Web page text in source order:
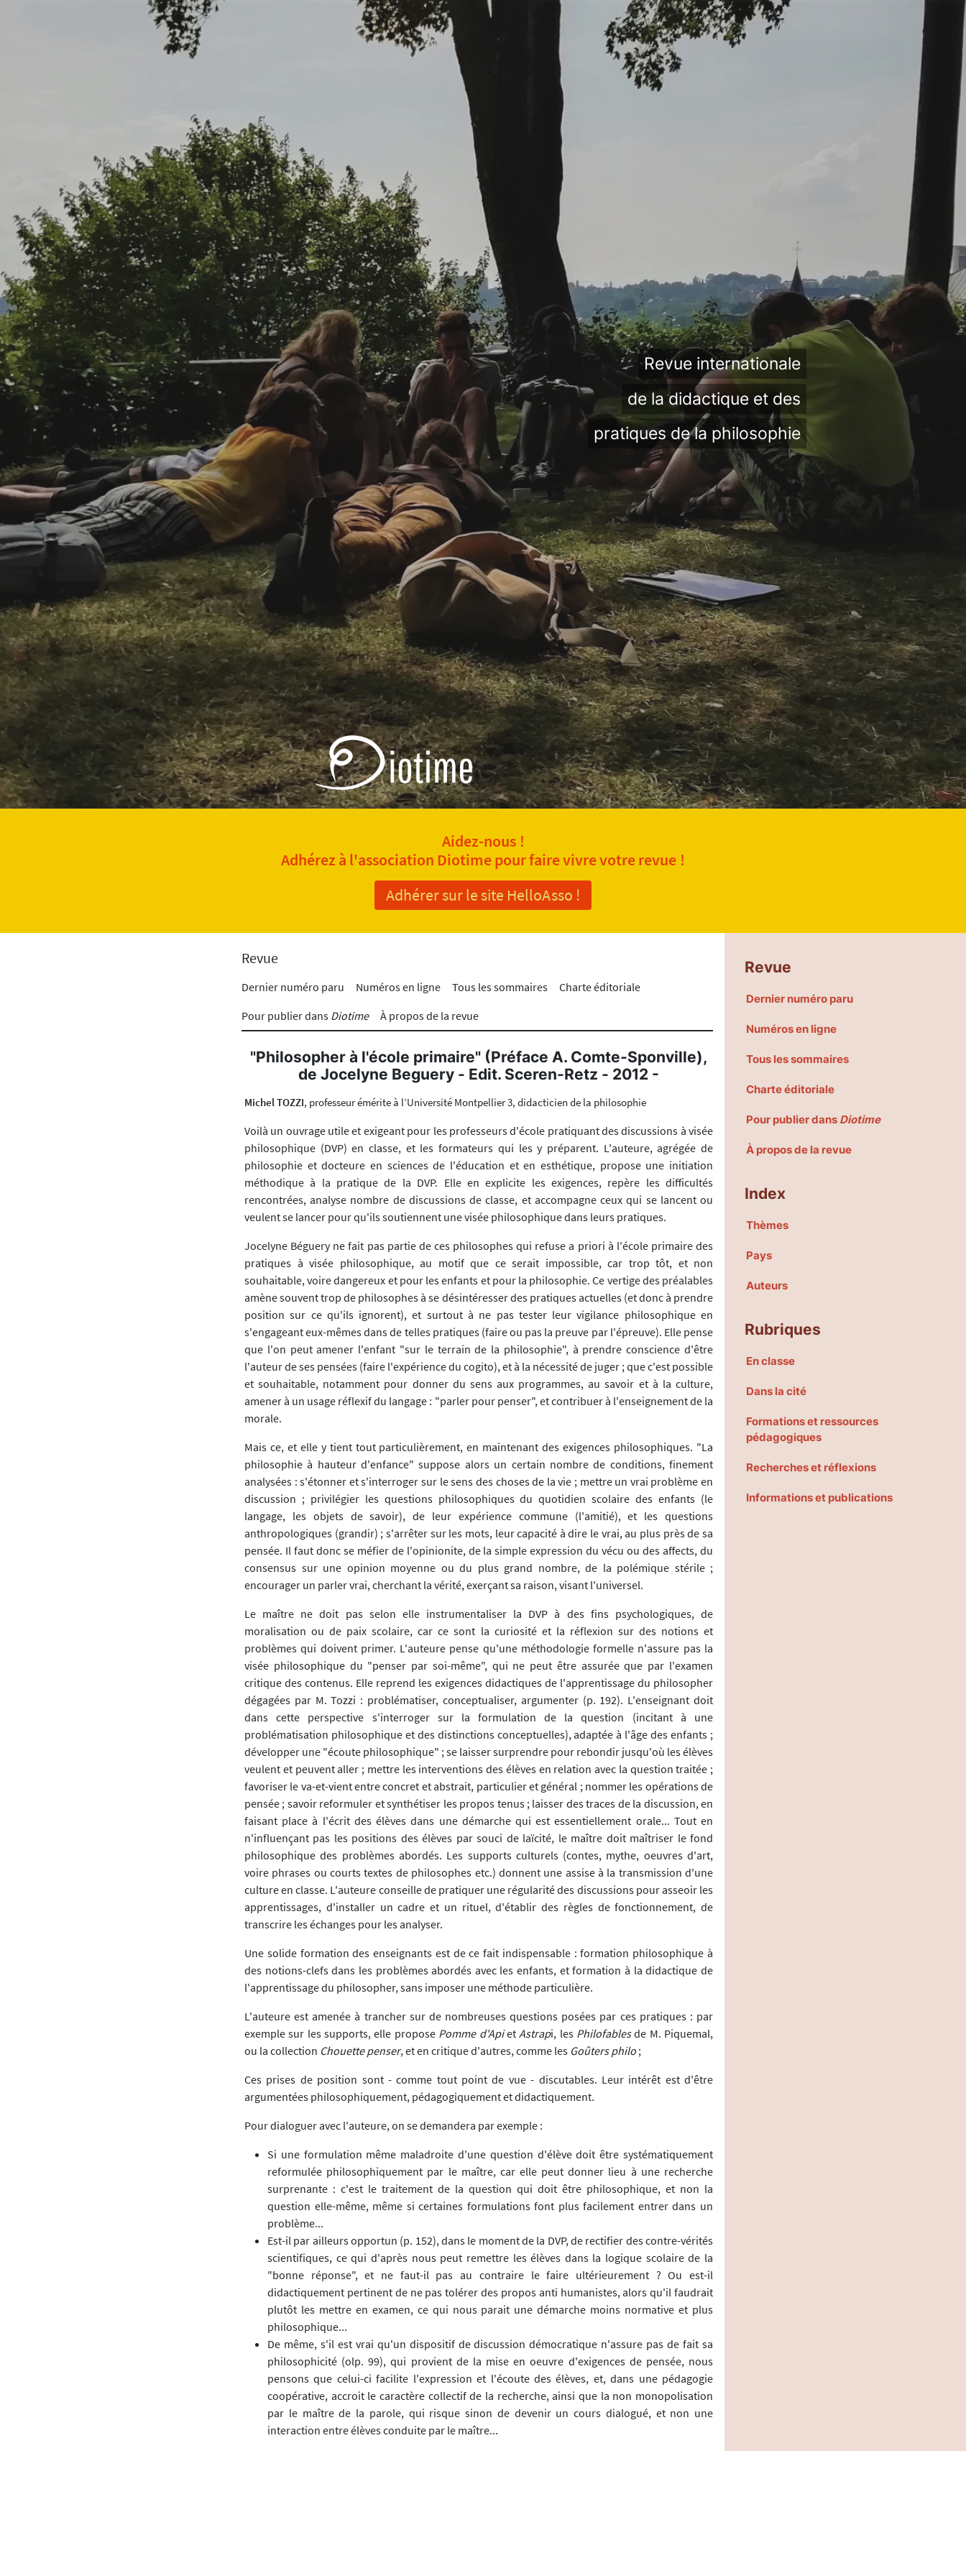
Revue internationale
de la didactique et des
pratiques de la philosophie
Aidez-nous !
Adhérez à l'association Diotime pour faire vivre votre revue !
Adhérer sur le site HelloAsso !
Revue
Dernier numéro paru Numéros en ligne Tous les sommaires
Charte éditoriale
Pour publier dans Diotime À propos de la revue
"Philosopher à l'école primaire" (Préface A. Comte-Sponville),
de Jocelyne Beguery - Edit. Sceren-Retz - 2012 -
Michel TOZZI, professeur émérite à l’Université Montpellier 3, didacticien de la philosophie
Voilà un ouvrage utile et exigeant pour les professeurs d'école pratiquant des discussions à visée
philosophique (DVP) en classe, et les formateurs qui les y préparent. L'auteure, agrégée de
philosophie et docteure en sciences de l'éducation et en esthétique, propose une initiation
méthodique à la pratique de la DVP. Elle en explicite les exigences, repère les difficultés
rencontrées, analyse nombre de discussions de classe, et accompagne ceux qui se lancent ou
veulent se lancer pour qu'ils soutiennent une visée philosophique dans leurs pratiques.
Jocelyne Béguery ne fait pas partie de ces philosophes qui refuse a priori à l'école primaire des
pratiques à visée philosophique, au motif que ce serait impossible, car trop tôt, et non
souhaitable, voire dangereux et pour les enfants et pour la philosophie. Ce vertige des préalables
amène souvent trop de philosophes à se désintéresser des pratiques actuelles (et donc à prendre
position sur ce qu'ils ignorent), et surtout à ne pas tester leur vigilance philosophique en
s'engageant eux-mêmes dans de telles pratiques (faire ou pas la preuve par l'épreuve). Elle pense
que l'on peut amener l'enfant "sur le terrain de la philosophie", à prendre conscience d'être
l'auteur de ses pensées (faire l'expérience du cogito), et à la nécessité de juger ; que c'est possible
et souhaitable, notamment pour donner du sens aux programmes, au savoir et à la culture,
amener à un usage réflexif du langage : "parler pour penser", et contribuer à l'enseignement de la
morale.
Mais ce, et elle y tient tout particulièrement, en maintenant des exigences philosophiques. "La
philosophie à hauteur d'enfance" suppose alors un certain nombre de conditions, finement
analysées : s'étonner et s'interroger sur le sens des choses de la vie ; mettre un vrai problème en
discussion ; privilégier les questions philosophiques du quotidien scolaire des enfants (le
langage, les objets de savoir), de leur expérience commune (l'amitié), et les questions
anthropologiques (grandir) ; s'arrêter sur les mots, leur capacité à dire le vrai, au plus près de sa
pensée. Il faut donc se méfier de l'opinionite, de la simple expression du vécu ou des affects, du
consensus sur une opinion moyenne ou du plus grand nombre, de la polémique stérile ;
encourager un parler vrai, cherchant la vérité, exerçant sa raison, visant l'universel.
Le maître ne doit pas selon elle instrumentaliser la DVP à des fins psychologiques, de
moralisation ou de paix scolaire, car ce sont la curiosité et la réflexion sur des notions et
problèmes qui doivent primer. L'auteure pense qu'une méthodologie formelle n'assure pas la
visée philosophique du "penser par soi-même", qui ne peut être assurée que par l'examen
critique des contenus. Elle reprend les exigences didactiques de l'apprentissage du philosopher
dégagées par M. Tozzi : problématiser, conceptualiser, argumenter (p. 192). L'enseignant doit
dans cette perspective s'interroger sur la formulation de la question (incitant à une
problématisation philosophique et des distinctions conceptuelles), adaptée à l'âge des enfants ;
développer une "écoute philosophique" ; se laisser surprendre pour rebondir jusqu'où les élèves
veulent et peuvent aller ; mettre les interventions des élèves en relation avec la question traitée ;
favoriser le va-et-vient entre concret et abstrait, particulier et général ; nommer les opérations de
pensée ; savoir reformuler et synthétiser les propos tenus ; laisser des traces de la discussion, en
faisant place à l'écrit des élèves dans une démarche qui est essentiellement orale... Tout en
n'influençant pas les positions des élèves par souci de laïcité, le maître doit maîtriser le fond
philosophique des problèmes abordés. Les supports culturels (contes, mythe, oeuvres d'art,
voire phrases ou courts textes de philosophes etc.) donnent une assise à la transmission d'une
culture en classe. L'auteure conseille de pratiquer une régularité des discussions pour asseoir les
apprentissages, d'installer un cadre et un rituel, d'établir des règles de fonctionnement, de
transcrire les échanges pour les analyser.
Une solide formation des enseignants est de ce fait indispensable : formation philosophique à
des notions-clefs dans les problèmes abordés avec les enfants, et formation à la didactique de
l'apprentissage du philosopher, sans imposer une méthode particulière.
L'auteure est amenée à trancher sur de nombreuses questions posées par ces pratiques : par
exemple sur les supports, elle propose Pomme d'ApietAstrapi, les Philofablesde M. Piquemal,
ou la collection Chouette penser, et en critique d'autres, comme les Goûters philo ;
Ces prises de position sont - comme tout point de vue - discutables. Leur intérêt est d'être
argumentées philosophiquement, pédagogiquement et didactiquement.
Pour dialoguer avec l'auteure, on se demandera par exemple :
Si une formulation même maladroite d'une question d'élève doit être systématiquement
reformulée philosophiquement par le maître, car elle peut donner lieu à une recherche
surprenante : c'est le traitement de la question qui doit être philosophique, et non la
question elle-même, même si certaines formulations font plus facilement entrer dans un
problème...
Est-il par ailleurs opportun (p. 152), dans le moment de la DVP, de rectifier des contre-vérités
scientifiques, ce qui d'après nous peut remettre les élèves dans la logique scolaire de la
"bonne réponse", et ne faut-il pas au contraire le faire ultérieurement ? Ou est-il
didactiquement pertinent de ne pas tolérer des propos anti humanistes, alors qu'il faudrait
plutôt les mettre en examen, ce qui nous parait une démarche moins normative et plus
philosophique...
De même, s'il est vrai qu'un dispositif de discussion démocratique n'assure pas de fait sa
philosophicité (olp. 99), qui provient de la mise en oeuvre d'exigences de pensée, nous
pensons que celui-ci facilite l'expression et l'écoute des élèves, et, dans une pédagogie
coopérative, accroit le caractère collectif de la recherche, ainsi que la non monopolisation
par le maître de la parole, qui risque sinon de devenir un cours dialogué, et non une
interaction entre élèves conduite par le maître...
Revue
Dernier numéro paru
Numéros en ligne
Tous les sommaires
Charte éditoriale
Pour publier dans Diotime
À propos de la revue
Index
Thèmes
Pays
Auteurs
Rubriques
En classe
Dans la cité
Formations et ressources
pédagogiques
Recherches et réflexions
Informations et publications